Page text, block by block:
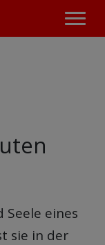
eines
sie in der